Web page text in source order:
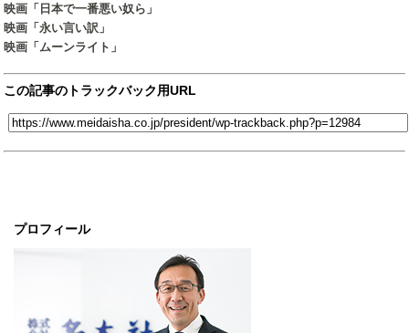
プロフィール
映画「日本で一番悪い奴ら」
映画「永い言い訳」
映画「ムーンライト」
この記事のトラックバック用URL